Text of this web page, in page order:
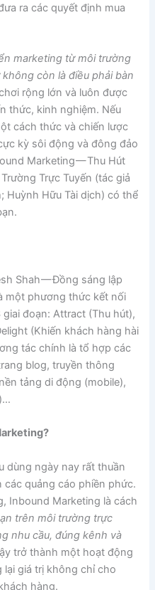
ra các quyết định mua
marketing từ môi trường
còn là điều phải bàn
rộng lớn và luôn được
thức, kinh nghiệm. Nếu
cách thức và chiến lược
kỳ sôi động và đông đảo
Marketing — Thu Hút
Trực Tuyến (tác giả
Huỳnh Hữu Tài dịch) có thể
Shah — Đồng sáng lập
một phương thức kết nối
đoạn: Attract (Thu hút),
(Khiến khách hàng hài
tác chính là tổ hợp các
blog, truyền thông
tảng di động (mobile),
dùng ngày nay rất thuần
quảng cáo phiền phức.
Inbound Marketing là cách
trên môi trường trực
nhu cầu, đúng kênh và
trở thành một hoạt động
lại giá trị không chỉ cho
hàng.